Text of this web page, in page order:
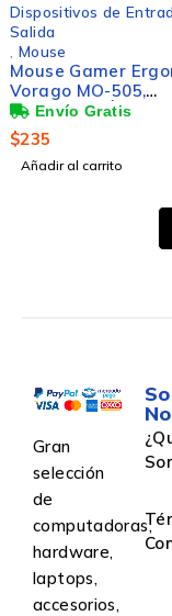
Dispositivos de
Salida
Mouse
Mouse Gamer
Vorago MO-505,
Alámbrico, Óptico,
3.200DPI, USB-A,
$235
Añadir al carrito
Gran
selección
de
computadoras,
hardware,
laptops,
accesorios,